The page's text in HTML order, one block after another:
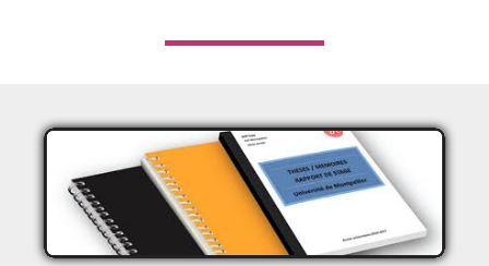
STAGES ET MÉMOIRES